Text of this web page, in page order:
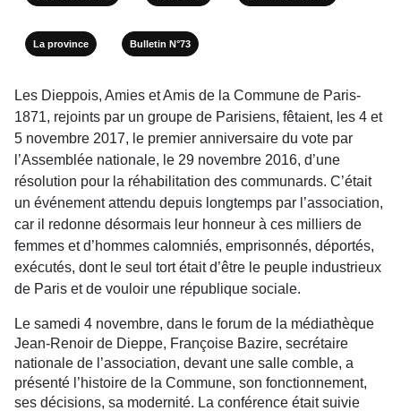
La province Bulletin N°73
Les Dieppois, Amies et Amis de la Commune de Paris-
1871, rejoints par un groupe de Parisiens, fêtaient, les 4 et
5 novembre 2017, le premier anniversaire du vote par
l’Assemblée nationale, le 29 novembre 2016, d’une
résolution pour la réhabilitation des communards. C’était
un événement attendu depuis longtemps par l’association,
car il redonne désormais leur honneur à ces milliers de
femmes et d’hommes calomniés, emprisonnés, déportés,
exécutés, dont le seul tort était d’être le peuple industrieux
de Paris et de vouloir une république sociale.
Le samedi 4 novembre, dans le forum de la médiathèque
Jean-Renoir de Dieppe, Françoise Bazire, secrétaire
nationale de l’association, devant une salle comble, a
présenté l’histoire de la Commune, son fonctionnement,
ses décisions, sa modernité. La conférence était suivie